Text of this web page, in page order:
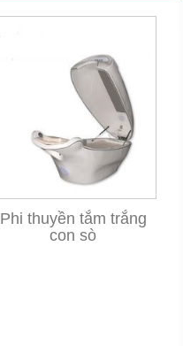
Phi thuyền tắm trắng
con sò